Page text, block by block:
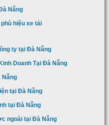
Nẵng
hiệu xe tải
ty tại Đà Nẵng
Doanh Tại Đà Nẵng
Nẵng
tại Đà Nẵng
tại Đà Nẵng
ngoài tại Đà Nẵng